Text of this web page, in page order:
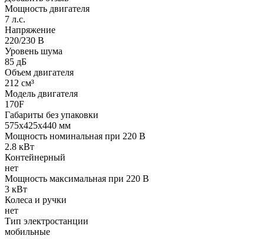
Мощность двигателя
7 л.с.
Напряжение
220/230 В
Уровень шума
85 дБ
Объем двигателя
212 см³
Модель двигателя
170F
Габариты без упаковки
575х425х440 мм
Мощность номинальная при 220 В
2.8 кВт
Контейнерный
нет
Мощность максимальная при 220 В
3 кВт
Колеса и ручки
нет
Тип электростанции
мобильные